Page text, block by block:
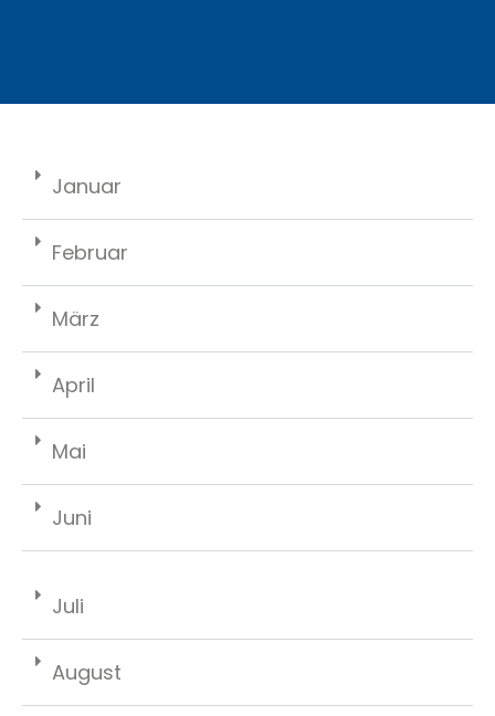
Januar
Februar
März
April
Mai
Juni
Juli
August